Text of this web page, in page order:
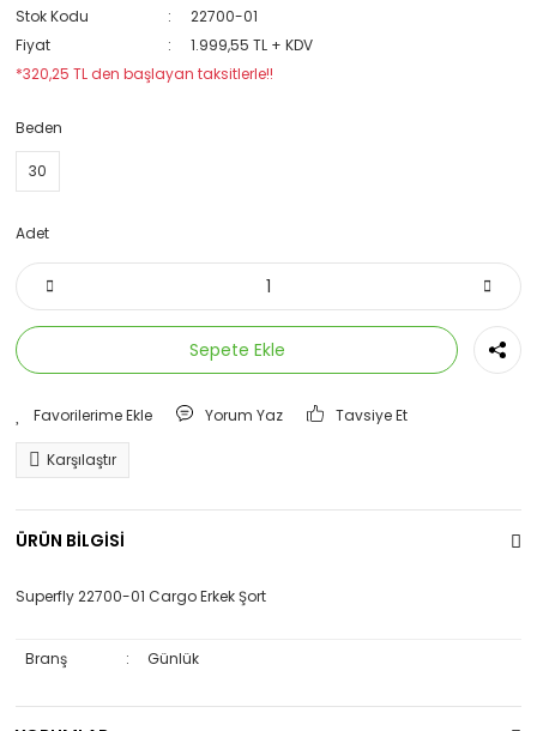
Stok Kodu
22700-01
Fiyat
1.999,55 TL + KDV
*320,25 TL den başlayan taksitlerle!!
Beden
30
Adet
Sepete Ekle
Yorum Yaz Tavsiye Et
Karşılaştır
ÜRÜN BİLGİSİ
Superfly 22700-01 Cargo Erkek Şort
Branş : Günlük